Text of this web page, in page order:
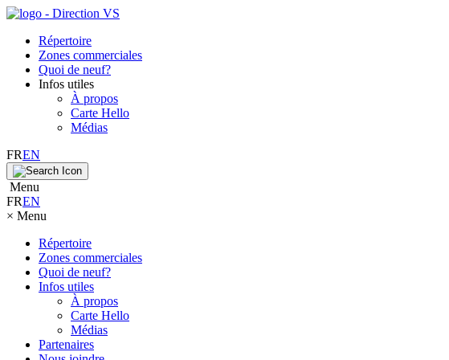
Répertoire
Zones commerciales
Quoi de neuf?
Infos utiles
À propos
Carte Hello
Médias
FREN
Menu
FREN
× Menu
Répertoire
Zones commerciales
Quoi de neuf?
Infos utiles
À propos
Carte Hello
Médias
Partenaires